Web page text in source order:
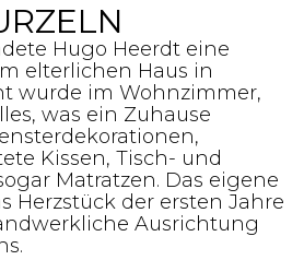
Hugo Heerdt eine
elterlichen Haus in
wurde im Wohnzimmer,
was ein Zuhause
Kissen, Tisch- und
Matratzen. Das eigene
Herzstück der ersten Jahre
Ausrichtung